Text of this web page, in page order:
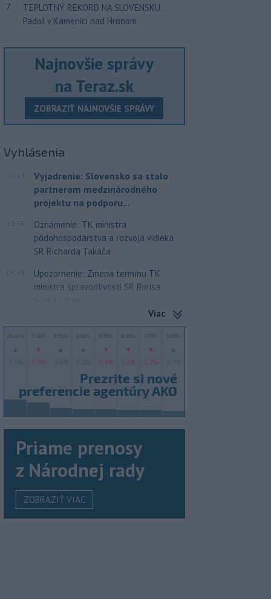
7
TEPLOTNÝ REKORD NA SLOVENSKU:
Padol v Kamenici nad Hronom
Najnovšie správy
na Teraz.sk
ZOBRAZIŤ NAJNOVŠIE SPRÁVY
Vyhlásenia
10:43
Vyjadrenie: Slovensko sa stalo
partnerom medzinárodného
projektu na podporu...
10:36
Oznámenie: TK ministra
pôdohospodárstva a rozvoja vidieka
SR Richarda Takáča
09:49
Upozornenie: Zmena termínu TK
ministra spravodlivosti SR Borisa
Suska - dnes
Viac
Priame prenosy
z Národnej rady
ZOBRAZIŤ VIAC